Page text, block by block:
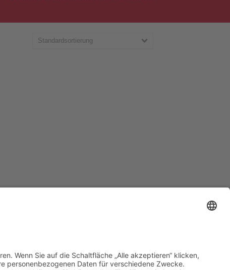
Standardsortierung